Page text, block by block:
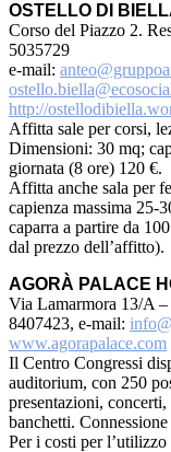
OSTELLO DI
Corso del Piazzo 2.
5035729
e-mail:
http://
Affitta sale per corsi,
Dimensioni: 30 mq;
giornata (8 ore) 120 €.
Affitta anche sala per
capienza massima 25-
caparra a partire da
dal prezzo dell’affitto).
AGORÀ PALACE
Via Lamarmora 13/A
8407423, e-mail:
www.agorapalace.com
Il Centro Congressi
auditorium, con 250
presentazioni,
banchetti.
Per i costi per l’utilizzo